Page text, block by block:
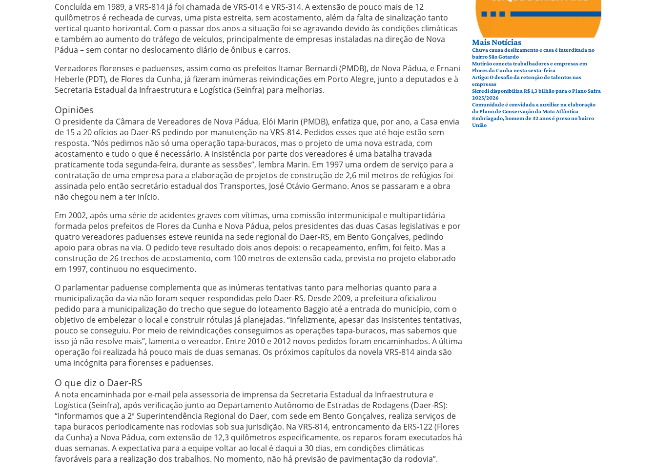
Concluída em 1989, a VRS-814 já foi chamada de VRS-014 e VRS-314. A extensão de pouco mais de 12
quilômetros é recheada de curvas, uma pista estreita, sem acostamento, além da falta de sinalização tanto
vertical quanto horizontal. Com o passar dos anos a situação foi se agravando devido às condições climáticas
e também ao aumento do tráfego de veículos, principalmente de empresas instaladas na direção de Nova
Pádua – sem contar no deslocamento diário de ônibus e carros.
Vereadores florenses e paduenses, assim como os prefeitos Itamar Bernardi (PMDB), de Nova Pádua, e Ernani
Heberle (PDT), de Flores da Cunha, já fizeram inúmeras reivindicações em Porto Alegre, junto a deputados e à
Secretaria Estadual da Infraestrutura e Logística (Seinfra) para melhorias.
Opiniões
O presidente da Câmara de Vereadores de Nova Pádua, Elói Marin (PMDB), enfatiza que, por ano, a Casa envia
de 15 a 20 ofícios ao Daer-RS pedindo por manutenção na VRS-814. Pedidos esses que até hoje estão sem
resposta. “Nós pedimos não só uma operação tapa-buracos, mas o projeto de uma nova estrada, com
acostamento e tudo o que é necessário. A insistência por parte dos vereadores é uma batalha travada
praticamente toda segunda-feira, durante as sessões”, lembra Marin. Em 1997 uma ordem de serviço para a
contratação de uma empresa para a elaboração de projetos de construção de 2,6 mil metros de refúgios foi
assinada pelo então secretário estadual dos Transportes, José Otávio Germano. Anos se passaram e a obra
não chegou nem a ter início.
Em 2002, após uma série de acidentes graves com vítimas, uma comissão intermunicipal e multipartidária
formada pelos prefeitos de Flores da Cunha e Nova Pádua, pelos presidentes das duas Casas legislativas e por
quatro vereadores paduenses esteve reunida na sede regional do Daer-RS, em Bento Gonçalves, pedindo
apoio para obras na via. O pedido teve resultado dois anos depois: o recapeamento, enfim, foi feito. Mas a
construção de 26 trechos de acostamento, com 100 metros de extensão cada, prevista no projeto elaborado
em 1997, continuou no esquecimento.
O parlamentar paduense complementa que as inúmeras tentativas tanto para melhorias quanto para a
municipalização da via não foram sequer respondidas pelo Daer-RS. Desde 2009, a prefeitura oficializou
pedido para a municipalização do trecho que segue do loteamento Baggio até a entrada do município, com o
objetivo de embelezar o local e construir rótulas já planejadas. “Infelizmente, apesar das insistentes tentativas,
pouco se conseguiu. Por meio de reivindicações conseguimos as operações tapa-buracos, mas sabemos que
isso já não resolve mais”, lamenta o vereador. Entre 2010 e 2012 novos pedidos foram encaminhados. A última
operação foi realizada há pouco mais de duas semanas. Os próximos capítulos da novela VRS-814 ainda são
uma incógnita para florenses e paduenses.
O que diz o Daer-RS
A nota encaminhada por e-mail pela assessoria de imprensa da Secretaria Estadual da Infraestrutura e
Logística (Seinfra), após verificação junto ao Departamento Autônomo de Estradas de Rodagens (Daer-RS):
“Informamos que a 2ª Superintendência Regional do Daer, com sede em Bento Gonçalves, realiza serviços de
tapa buracos periodicamente nas rodovias sob sua jurisdição. Na VRS-814, entroncamento da ERS-122 (Flores
da Cunha) a Nova Pádua, com extensão de 12,3 quilômetros especificamente, os reparos foram executados há
duas semanas. A expectativa para a equipe voltar ao local é daqui a 30 dias, em condições climáticas
favoráveis para a realização dos trabalhos. No momento, não há previsão de pavimentação da rodovia”.
Mais Notícias
Chuva causa deslizamento e casa é interditada no
bairro São Gotardo
Mutirão conecta trabalhadores e empresas em
Flores da Cunha nesta sexta-feira
Artigo: O desafio da retenção de talentos nas
empresas
Sicredi disponibiliza R$ 1,3 bilhão para o Plano Safra
2025/2026
Comunidade é convidada a auxiliar na elaboração
do Plano de Conservação da Mata Atlântica
Embriagado, homem de 32 anos é preso no bairro
União